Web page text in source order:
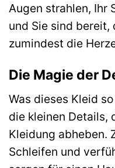
Augen strahlen, Ihr
und Sie sind bereit,
zumindest die
Die Magie der
Was dieses Kleid
die kleinen Details,
Kleidung abheben.
Schleifen und